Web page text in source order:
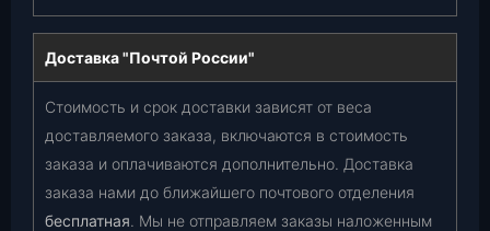
Доставка "Почтой России"
Стоимость и срок доставки зависят от веса
доставляемого заказа, включаются в стоимость
заказа и оплачиваются дополнительно. Доставка
заказа нами до ближайшего почтового отделения
бесплатная. Мы не отправляем заказы наложенным